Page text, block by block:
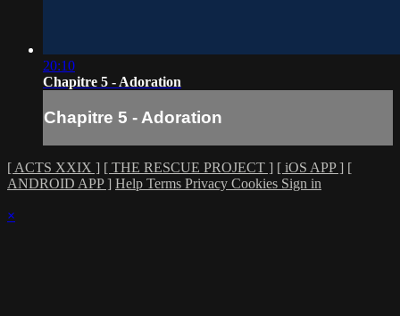
20:10
Chapitre 5 - Adoration
Chapitre 5 - Adoration
[ ACTS XXIX ] [ THE RESCUE PROJECT ] [ iOS APP ] [
ANDROID APP ] Help Terms Privacy Cookies Sign in
×